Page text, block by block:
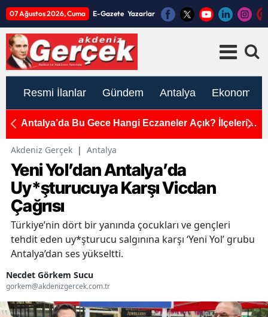
07 Ağustos 2026, Cuma E-Gazete Yazarlar
Resmi İlanlar Gündem Antalya Ekonomi
Antalya’da Bu Gece Hangi Eczaneler Açık? İlçelerin
Akdeniz Gerçek | Antalya
Yeni Yol’dan Antalya’da
Uy*şturucuya Karşı Vicdan
Çağrısı
Türkiye’nin dört bir yanında çocukları ve gençleri
tehdit eden uy*şturucu salgınına karşı ‘Yeni Yol’ grubu
Antalya’dan ses yükseltti.
Necdet Görkem Sucu
gorkem@akdenizgercek.com.tr